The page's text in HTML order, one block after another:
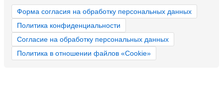
Форма согласия на обработку персональных данных
Политика конфиденциальности
Согласие на обработку персональных данных
Политика в отношении файлов «Cookie»